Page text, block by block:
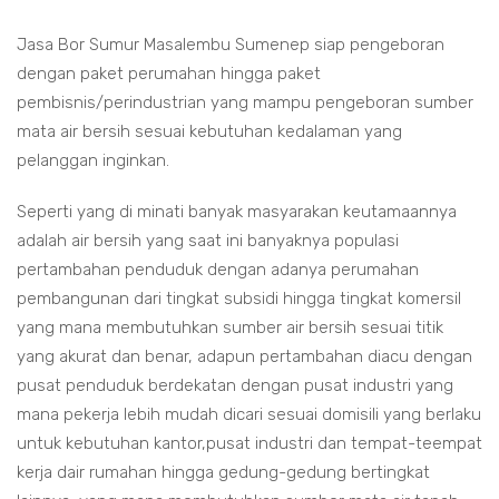
Jasa Bor Sumur Masalembu Sumenep siap pengeboran
dengan paket perumahan hingga paket
pembisnis/perindustrian yang mampu pengeboran sumber
mata air bersih sesuai kebutuhan kedalaman yang
pelanggan inginkan.
Seperti yang di minati banyak masyarakan keutamaannya
adalah air bersih yang saat ini banyaknya populasi
pertambahan penduduk dengan adanya perumahan
pembangunan dari tingkat subsidi hingga tingkat komersil
yang mana membutuhkan sumber air bersih sesuai titik
yang akurat dan benar, adapun pertambahan diacu dengan
pusat penduduk berdekatan dengan pusat industri yang
mana pekerja lebih mudah dicari sesuai domisili yang berlaku
untuk kebutuhan kantor,pusat industri dan tempat-teempat
kerja dair rumahan hingga gedung-gedung bertingkat